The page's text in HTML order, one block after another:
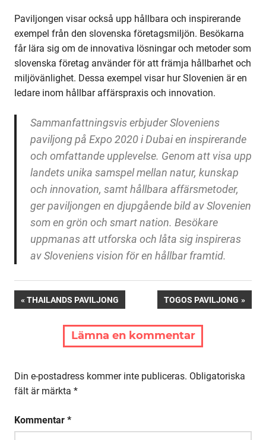
Paviljongen visar också upp hållbara och inspirerande
exempel från den slovenska företagsmiljön. Besökarna
får lära sig om de innovativa lösningar och metoder som
slovenska företag använder för att främja hållbarhet och
miljövänlighet. Dessa exempel visar hur Slovenien är en
ledare inom hållbar affärspraxis och innovation.
Sammanfattningsvis erbjuder Sloveniens
paviljong på Expo 2020 i Dubai en inspirerande
och omfattande upplevelse. Genom att visa upp
landets unika samspel mellan natur, kunskap
och innovation, samt hållbara affärsmetoder,
ger paviljongen en djupgående bild av Slovenien
som en grön och smart nation. Besökare
uppmanas att utforska och låta sig inspireras
av Sloveniens vision för en hållbar framtid.
Inläggsnavigering
FÖREGÅENDE:
THAILANDS PAVILJONG NÄSTA:
TOGOS PAVILJONG
Lämna en kommentar
Din e-postadress kommer inte publiceras. Obligatoriska
fält är märkta *
Kommentar *